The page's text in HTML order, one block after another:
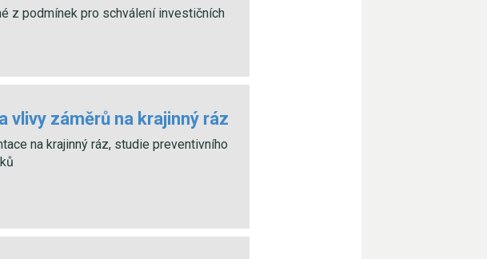
z podmínek pro schválení investičních
vlivy záměrů na krajinný ráz
na krajinný ráz, studie preventivního